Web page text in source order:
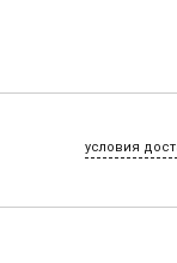
условия